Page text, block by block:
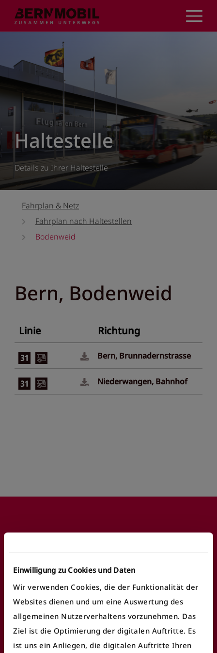
Einwilligung zu Cookies und Daten
Wir verwenden Cookies, die der Funktionalität der
Websites dienen und um eine Auswertung des
allgemeinen Nutzerverhaltens vorzunehmen. Das
Ziel ist die Optimierung der digitalen Auftritte. Es
ist uns ein Anliegen, die digitalen Auftritte Ihren
Inhalt
Haltestelle
Details zu Ihrer Haltestelle
Fahrplan & Netz
Fahrplan nach Haltestellen
Bodenweid
Bern, Bodenweid
Linie Richtung
Bern, Brunnadernstrasse
Niederwangen, Bahnhof
Footer
Häufige Anliegen
Fundbüro finden
Fahrausweiskontrolle
Ticket/Abo kaufen
öV Plus App nutzen